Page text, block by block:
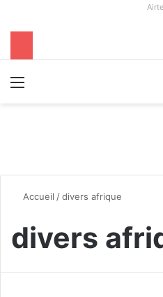
Accueil /divers afrique
divers